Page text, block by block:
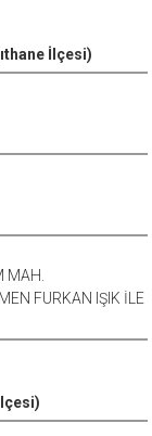
İlçesi)
MAH.
FURKAN IŞIK İLE